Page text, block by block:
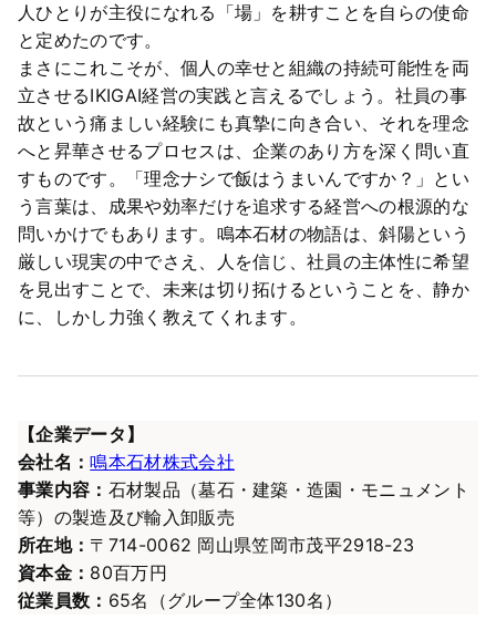
人ひとりが主役になれる「場」を耕すことを自らの使命
と定めたのです。
まさにこれこそが、個人の幸せと組織の持続可能性を両
立させるIKIGAI経営の実践と言えるでしょう。社員の事
故という痛ましい経験にも真摯に向き合い、それを理念
へと昇華させるプロセスは、企業のあり方を深く問い直
すものです。「理念ナシで飯はうまいんですか？」とい
う言葉は、成果や効率だけを追求する経営への根源的な
問いかけでもあります。鳴本石材の物語は、斜陽という
厳しい現実の中でさえ、人を信じ、社員の主体性に希望
を見出すことで、未来は切り拓けるということを、静か
に、しかし力強く教えてくれます。
【企業データ】
会社名：鳴本石材株式会社
事業内容： 石材製品（墓石・建築・造園・モニュメント
等）の製造及び輸入卸販売
所在地： 〒714-0062 岡山県笠岡市茂平2918-23
資本金： 80百万円
従業員数： 65名（グループ全体130名）